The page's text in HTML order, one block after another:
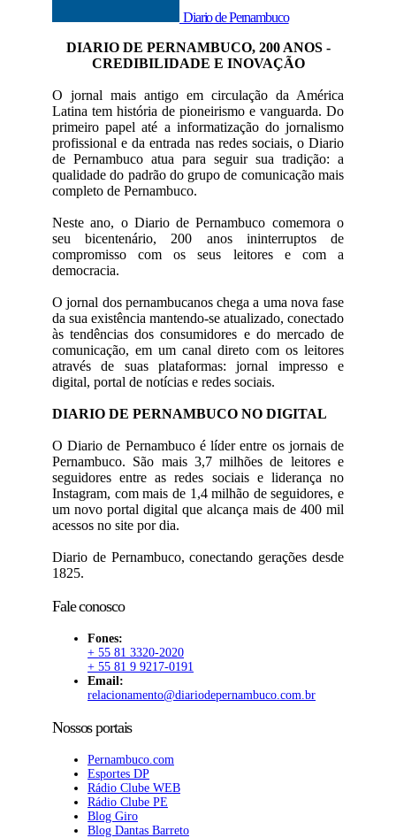
Diario de Pernambuco
DIARIO DE PERNAMBUCO, 200 ANOS -
CREDIBILIDADE E INOVAÇÃO
O jornal mais antigo em circulação da América
Latina tem história de pioneirismo e vanguarda. Do
primeiro papel até a informatização do jornalismo
profissional e da entrada nas redes sociais, o Diario
de Pernambuco atua para seguir sua tradição: a
qualidade do padrão do grupo de comunicação mais
completo de Pernambuco.
Neste ano, o Diario de Pernambuco comemora o
seu bicentenário, 200 anos ininterruptos de
compromisso com os seus leitores e com a
democracia.
O jornal dos pernambucanos chega a uma nova fase
da sua existência mantendo-se atualizado, conectado
às tendências dos consumidores e do mercado de
comunicação, em um canal direto com os leitores
através de suas plataformas: jornal impresso e
digital, portal de notícias e redes sociais.
DIARIO DE PERNAMBUCO NO DIGITAL
O Diario de Pernambuco é líder entre os jornais de
Pernambuco. São mais 3,7 milhões de leitores e
seguidores entre as redes sociais e liderança no
Instagram, com mais de 1,4 milhão de seguidores, e
um novo portal digital que alcança mais de 400 mil
acessos no site por dia.
Diario de Pernambuco, conectando gerações desde
1825.
Fale conosco
Fones:
+ 55 81 3320-2020
+ 55 81 9 9217-0191
Email:
relacionamento@diariodepernambuco.com.br
Nossos portais
Pernambuco.com
Esportes DP
Rádio Clube WEB
Rádio Clube PE
Blog Giro
Blog Dantas Barreto